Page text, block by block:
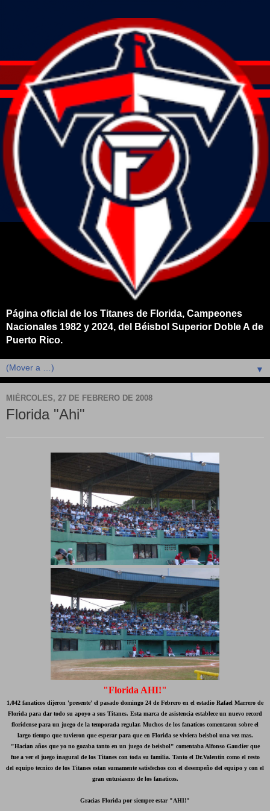
Página oficial de los Titanes de Florida, Campeones
Nacionales 1982 y 2024, del Béisbol Superior Doble A de
Puerto Rico.
▼
MIÉRCOLES, 27 DE FEBRERO DE 2008
Florida "Ahi"
"Florida AHI!"
1,042 fanaticos dijeron 'presente' el pasado domingo 24 de Febrero en el estadio Rafael Marrero de
Florida para dar todo su apoyo a sus Titanes. Esta marca de asistencia establece un nuevo record
floridense para un juego de la temporada regular. Muchos de los fanaticos comentaron sobre el
largo tiempo que tuvieron que esperar para que en Florida se viviera beisbol una vez mas.
"Hacian años que yo no gozaba tanto en un juego de beisbol" comentaba Alfonso Gaudier que
fue a ver el juego inagural de los Titanes con toda su familia. Tanto el Dr.Valentin como el resto
del equipo tecnico de los Titanes estan sumamente satisfechos con el desempeño del equipo y con el
gran entusiasmo de los fanaticos.
Gracias Florida por siempre estar "AHI!"